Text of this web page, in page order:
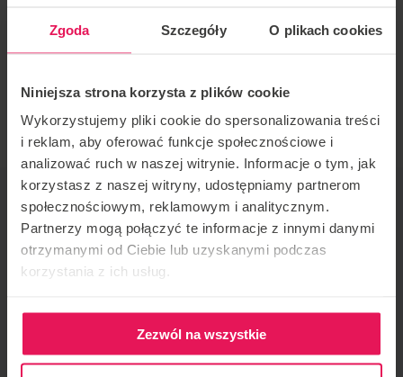
Zgoda Szczegóły O plikach cookies
Niniejsza strona korzysta z plików cookie
Wykorzystujemy pliki cookie do spersonalizowania treści
i reklam, aby oferować funkcje społecznościowe i
analizować ruch w naszej witrynie. Informacje o tym, jak
korzystasz z naszej witryny, udostępniamy partnerom
społecznościowym, reklamowym i analitycznym.
Partnerzy mogą połączyć te informacje z innymi danymi
otrzymanymi od Ciebie lub uzyskanymi podczas
korzystania z ich usług.
Zezwól na wszystkie
Zapraszamy Proflyerów na każdym etapie
zaawansowania. Jeśli chcesz dołączyć do tego campu
lub masz jakieś pytania, skontaktuj się z nami:
ORGANIZATOR IMPREZY
KONTAKT W SPRAWIE IMPREZY
camps@flyspot.com
POLEĆ TO WYDARZENIE